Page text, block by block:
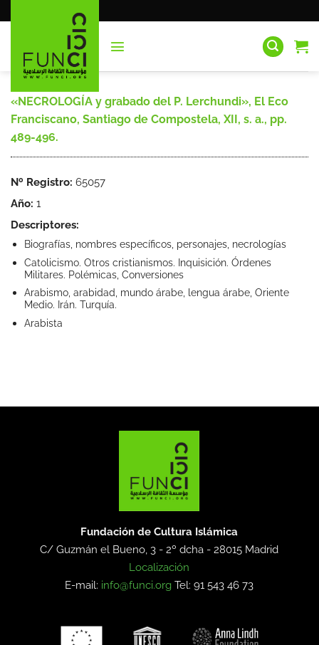
al
«NECROLOGÍA y grabado del P. Lerchundi», El Eco
Franciscano, Santiago de Compostela, XII, s. a., pp.
489-496.
Nº Registro: 65057
Año: 1
Descriptores:
Biografías, nombres específicos, personajes, necrologías
Catolicismo. Otros cristianismos. Inquisición. Órdenes
Militares. Polémicas, Conversiones
Arabismo, arabidad, mundo árabe, lengua árabe, Oriente
Medio. Irán. Turquía.
Arabista
Fundación de Cultura Islámica
C/ Guzmán el Bueno, 3 - 2º dcha -28015 Madrid
Localización
E-mail: info@funci.org Tel: 91 543 46 73